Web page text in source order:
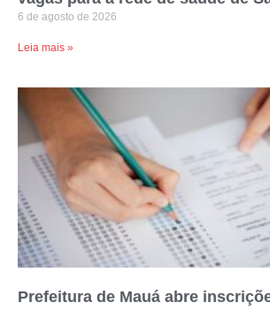
6 de agosto de 2026
Leia mais »
Prefeitura de Mauá abre